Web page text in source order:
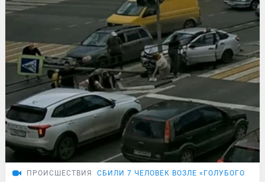
ПРОИСШЕСТВИЯ СБИЛИ 7 ЧЕЛОВЕК ВОЗЛЕ «ГОЛУБОГО